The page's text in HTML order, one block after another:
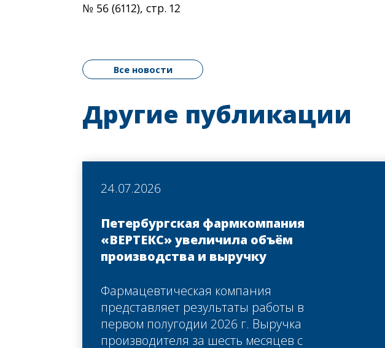
№ 56 (6112), стр. 12
Все новости
Другие публикации
24.07.2026
Петербургская фармкомпания
«ВЕРТЕКС» увеличила объём
производства и выручку
Фармацевтическая компания
представляет результаты работы в
первом полугодии 2026 г. Выручка
производителя за шесть месяцев с